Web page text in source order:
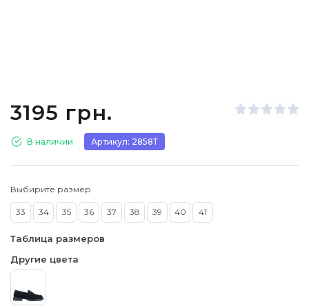
3195 грн.
В наличии Артикул: 2858Т
Выбирите размер
33 34 35 36 37 38 39 40 41
Таблица размеров
Другие цвета